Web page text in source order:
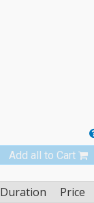
Add all to Cart
Duration Price